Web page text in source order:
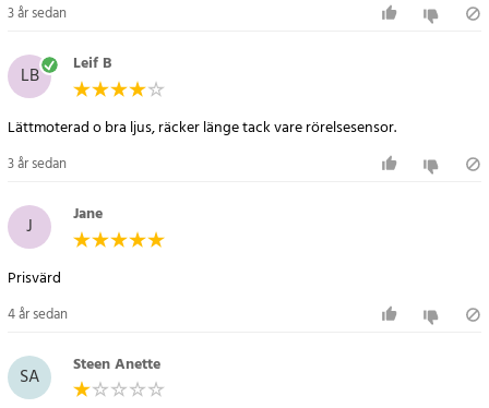
3 år sedan
LB Leif B
Lättmoterad o bra ljus, räcker länge tack vare rörelsesensor.
3 år sedan
J Jane
Prisvärd
4 år sedan
SA Steen Anette